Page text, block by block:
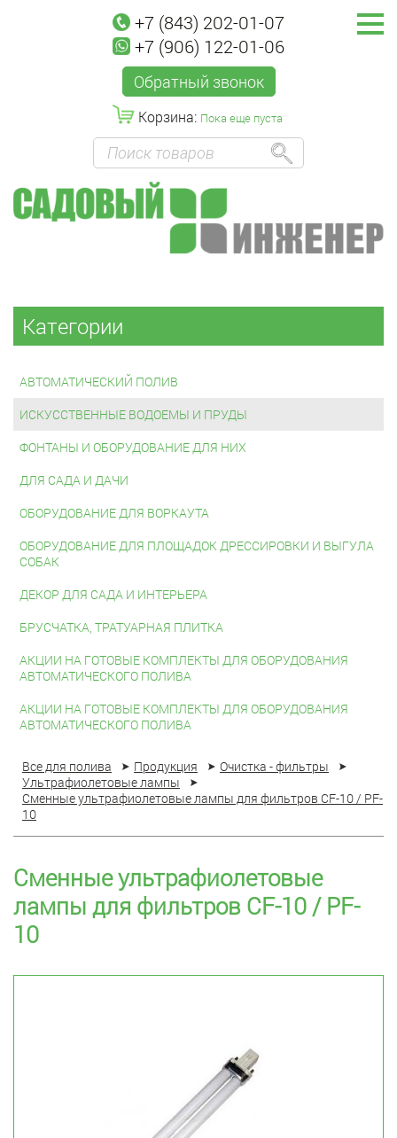
+7 (843) 202-01-07
+7 (906) 122-01-06
Обратный звонок
Корзина: Пока еще пуста
Категории
АВТОМАТИЧЕСКИЙ ПОЛИВ
ИСКУССТВЕННЫЕ ВОДОЕМЫ И ПРУДЫ
ФОНТАНЫ И ОБОРУДОВАНИЕ ДЛЯ НИХ
ДЛЯ САДА И ДАЧИ
ОБОРУДОВАНИЕ ДЛЯ ВОРКАУТА
ОБОРУДОВАНИЕ ДЛЯ ПЛОЩАДОК ДРЕССИРОВКИ И ВЫГУЛА
СОБАК
ДЕКОР ДЛЯ САДА И ИНТЕРЬЕРА
БРУСЧАТКА, ТРАТУАРНАЯ ПЛИТКА
АКЦИИ НА ГОТОВЫЕ КОМПЛЕКТЫ ДЛЯ ОБОРУДОВАНИЯ
АВТОМАТИЧЕСКОГО ПОЛИВА
АКЦИИ НА ГОТОВЫЕ КОМПЛЕКТЫ ДЛЯ ОБОРУДОВАНИЯ
АВТОМАТИЧЕСКОГО ПОЛИВА
Все для полива Продукция
Очистка - фильтры
Ультрафиолетовые лампы
Сменные ультрафиолетовые лампы для фильтров CF-10 / PF-
10
Сменные ультрафиолетовые
лампы для фильтров CF-10 / PF-
10